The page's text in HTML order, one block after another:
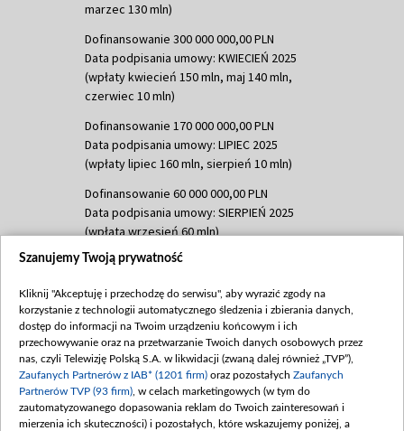
marzec 130 mln)
Dofinansowanie 300 000 000,00 PLN
Data podpisania umowy: KWIECIEŃ 2025
(wpłaty kwiecień 150 mln, maj 140 mln,
czerwiec 10 mln)
Dofinansowanie 170 000 000,00 PLN
Data podpisania umowy: LIPIEC 2025
(wpłaty lipiec 160 mln, sierpień 10 mln)
Dofinansowanie 60 000 000,00 PLN
Data podpisania umowy: SIERPIEŃ 2025
(wpłata wrzesień 60 mln)
Dofinansowanie 635 783 051,21 PLN
(wpłata wrzesień 100 mln, październik 350
mln, listopad 265 mln)
Dofinansowanie 48 862 000,00 PLN
Data podpisania umowy: GRUDZIEŃ 2025
(wpłata grudzień 60,548 mln)
Dofinansowanie 900 000 000,00 PLN
Szanujemy Twoją prywatność
Kliknij "Akceptuję i przechodzę do serwisu", aby wyrazić zgody na
korzystanie z technologii automatycznego śledzenia i zbierania danych,
dostęp do informacji na Twoim urządzeniu końcowym i ich
przechowywanie oraz na przetwarzanie Twoich danych osobowych przez
nas, czyli Telewizję Polską S.A. w likwidacji (zwaną dalej również „TVP”),
Zaufanych Partnerów z IAB* (1201 firm) oraz pozostałych Zaufanych
Partnerów TVP (93 firm) , w celach marketingowych (w tym do
zautomatyzowanego dopasowania reklam do Twoich zainteresowań i
mierzenia ich skuteczności) i pozostałych, które wskazujemy poniżej, a